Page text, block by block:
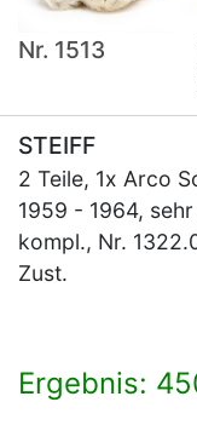
Nr. 1513
STEIFF
2 Teile, 1x Arco
1959 - 1964,
kompl., Nr.
Zust.
Ergebnis: